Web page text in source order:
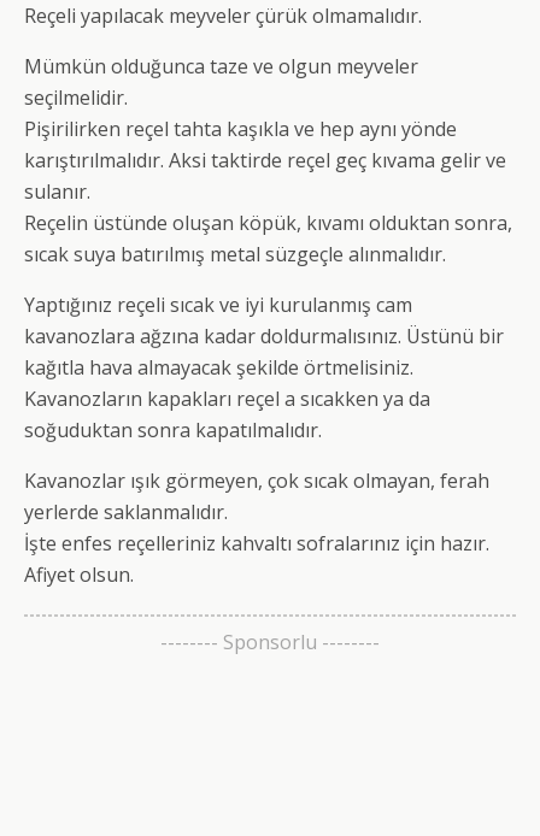
Reçeli yapılacak meyveler çürük olmamalıdır.
Mümkün olduğunca taze ve olgun meyveler
seçilmelidir.
Pişirilirken reçel tahta kaşıkla ve hep aynı yönde
karıştırılmalıdır. Aksi taktirde reçel geç kıvama gelir ve
sulanır.
Reçelin üstünde oluşan köpük, kıvamı olduktan sonra,
sıcak suya batırılmış metal süzgeçle alınmalıdır.
Yaptığınız reçeli sıcak ve iyi kurulanmış cam
kavanozlara ağzına kadar doldurmalısınız. Üstünü bir
kağıtla hava almayacak şekilde örtmelisiniz.
Kavanozların kapakları reçel a sıcakken ya da
soğuduktan sonra kapatılmalıdır.
Kavanozlar ışık görmeyen, çok sıcak olmayan, ferah
yerlerde saklanmalıdır.
İşte enfes reçelleriniz kahvaltı sofralarınız için hazır.
Afiyet olsun.
-------- Sponsorlu --------